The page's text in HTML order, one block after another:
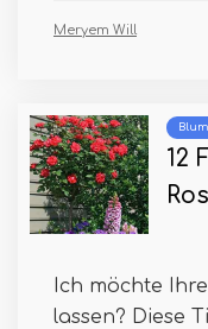
Meryem Will
12
Ich möchte
lassen? Diese